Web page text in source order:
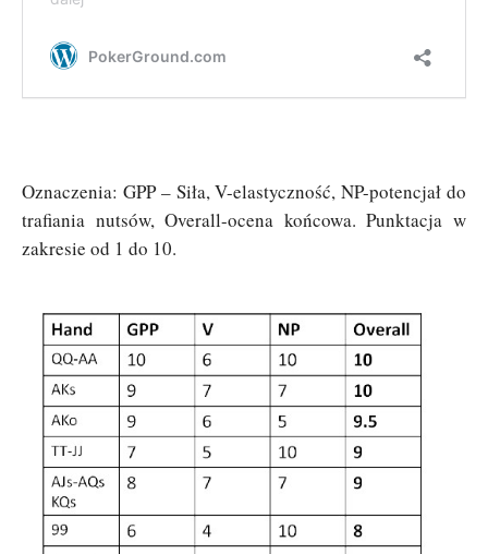
Oznaczenia: GPP – Siła, V-elastyczność, NP-potencjał do
trafiania nutsów, Overall-ocena końcowa. Punktacja w
zakresie od 1 do 10.